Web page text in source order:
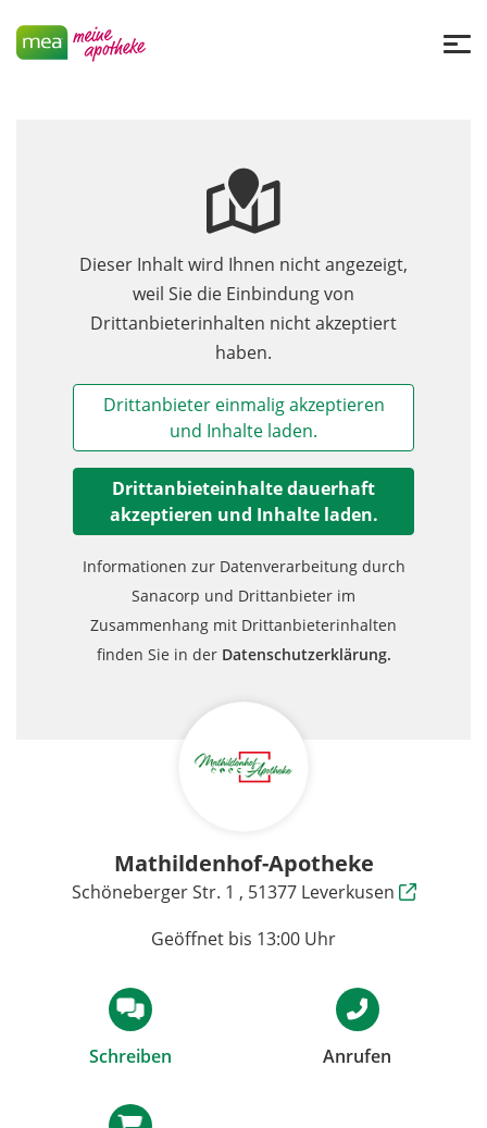
Dieser Inhalt wird Ihnen nicht angezeigt,
weil Sie die Einbindung von
Drittanbieterinhalten nicht akzeptiert
haben.
Drittanbieter einmalig akzeptieren
und Inhalte laden.
Drittanbieteinhalte dauerhaft
akzeptieren und Inhalte laden.
Informationen zur Datenverarbeitung durch
Sanacorp und Drittanbieter im
Zusammenhang mit Drittanbieterinhalten
finden Sie in der Datenschutzerklärung.
Mathildenhof-Apotheke
Schöneberger Str. 1 , 51377 Leverkusen
Geöffnet bis 13:00 Uhr
Schreiben Anrufen